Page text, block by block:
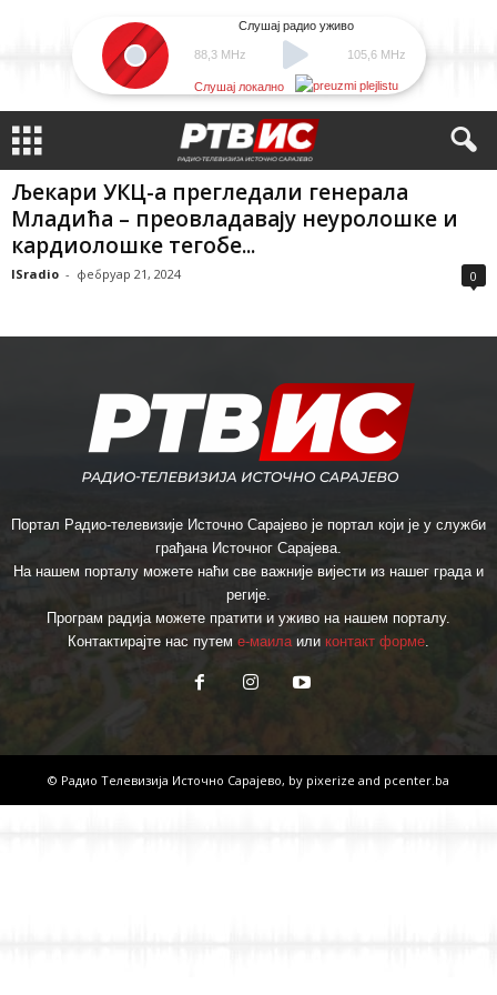
88,3 MHz
Слушај радио уживо
105,6 MHz
Слушај локално
Љекари УКЦ-а прегледали генерала
Младића – преовладавају неуролошке и
кардиолошке тегобе...
ISradio - фебруар 21, 2024 0
Портал Радио-телевизије Источно Сарајево је портал који је у служби
грађана Источног Сарајева.
На нашем порталу можете наћи све важније вијести из нашег града и
регије.
Програм радија можете пратити и уживо на нашем порталу.
Контактирајте нас путем е-маилаили контакт форме.
© Радио Телевизија Источно Сарајево, by pixerize and pcenter.ba